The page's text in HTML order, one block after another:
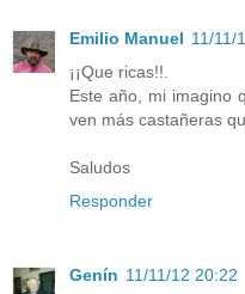
Emilio Manuel 11/11/
¡¡Que ricas!!.
Este año, mi imagino
ven más castañeras
Saludos
Responder
Genín 11/11/12 20:22